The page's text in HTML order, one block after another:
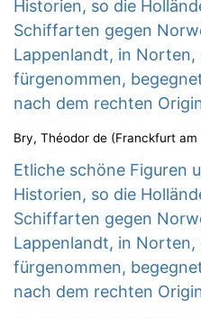
Historien, so die
Schiffarten gegen
Lappenlandt, in Norten,
fürgenommen,
nach dem rechten
Bry, Théodor de (Franckfurt am
Etliche schöne Figuren
Historien, so die
Schiffarten gegen
Lappenlandt, in Norten,
fürgenommen,
nach dem rechten